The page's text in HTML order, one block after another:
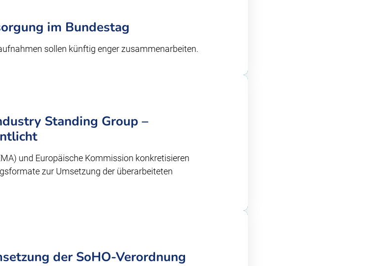
im Bundestag
sollen künftig enger zusammenarbeiten.
Standing Group –
und Europäische Kommission konkretisieren
zur Umsetzung der überarbeiteten
der SoHO-Verordnung